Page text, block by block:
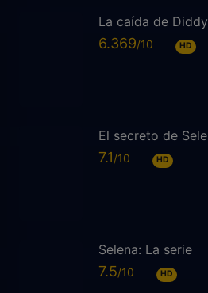
La caída de Diddy
6.369 HD
El secreto de
7.1 HD
Selena: La serie
7.5 HD